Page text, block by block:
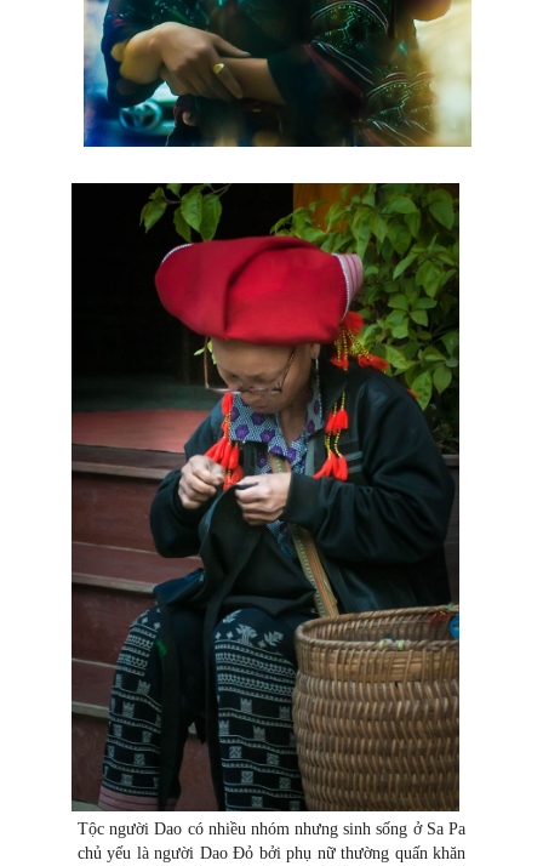
Tộc người Dao có nhiều nhóm nhưng sinh sống ở Sa Pa
chủ yếu là người Dao Đỏ bởi phụ nữ thường quấn khăn